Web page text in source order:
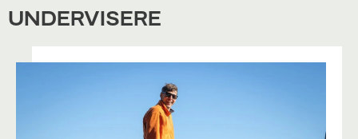
UNDERVISERE